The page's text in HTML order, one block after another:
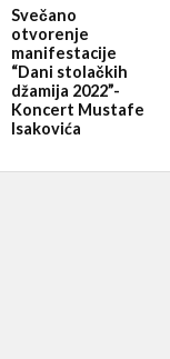
Svečano
otvorenje
manifestacije
“Dani stolačkih
džamija 2022”-
Koncert Mustafe
Isakovića